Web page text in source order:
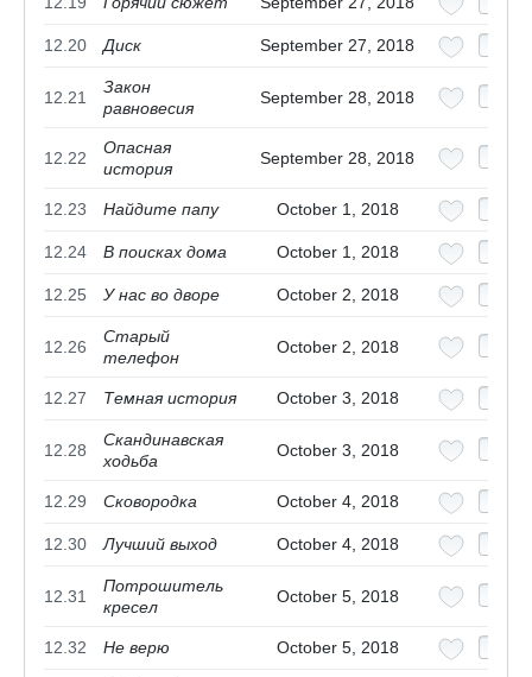
12.20 Диск September 27, 2018
12.21
Закон
равновесия
September 28, 2018
12.22
Опасная
история
September 28, 2018
12.23 Найдите папу October 1, 2018
12.24 В поисках дома October 1, 2018
12.25 У нас во дворе October 2, 2018
12.26
Старый
телефон
October 2, 2018
12.27 Темная история October 3, 2018
12.28
Скандинавская
ходьба
October 3, 2018
12.29 Сковородка October 4, 2018
12.30 Лучший выход October 4, 2018
12.31
Потрошитель
кресел
October 5, 2018
12.32 Не верю October 5, 2018